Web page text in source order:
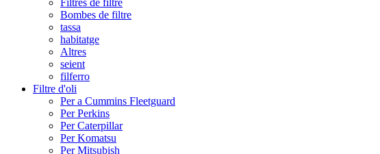
Bombes de filtre
tassa
habitatge
Altres
seient
filferro
Filtre d'oli
Per a Cummins Fleetguard
Per Perkins
Per Caterpillar
Per Komatsu
Per Mitsubish